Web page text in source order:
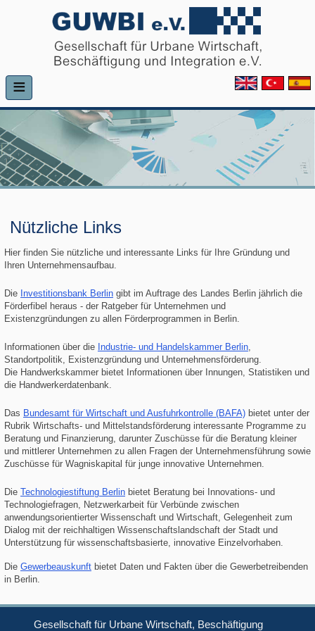
≡
Nützliche Links
Hier finden Sie nützliche und interessante Links für Ihre Gründung und
Ihren Unternehmensaufbau.
Die Investitionsbank Berlin gibt im Auftrage des Landes Berlin jährlich die
Förderfibel heraus - der Ratgeber für Unternehmen und
Existenzgründungen zu allen Förderprogrammen in Berlin.
Informationen über die Industrie- und Handelskammer Berlin
Standortpolitik, Existenzgründung und Unternehmensförderung.
Die Handwerkskammer bietet Informationen über Innungen, Statistiken und
die Handwerkerdatenbank.
Das Bundesamt für Wirtschaft und Ausfuhrkontrolle (BAFA) bietet unter der
Rubrik Wirtschafts- und Mittelstandsförderung interessante Programme zu
Beratung und Finanzierung, darunter Zuschüsse für die Beratung kleiner
und mittlerer Unternehmen zu allen Fragen der Unternehmensführung sowie
Zuschüsse für Wagniskapital für junge innovative Unternehmen.
Die Technologiestiftung Berlin bietet Beratung bei Innovations- und
Technologiefragen, Netzwerkarbeit für Verbünde zwischen
anwendungsorientierter Wissenschaft und Wirtschaft, Gelegenheit zum
Dialog mit der reichhaltigen Wissenschaftslandschaft der Stadt und
Unterstützung für wissenschaftsbasierte, innovative Einzelvorhaben.
Die Gewerbeauskunft bietet Daten und Fakten über die Gewerbetreibenden
in Berlin.
Gesellschaft für Urbane Wirtschaft, Beschäftigung